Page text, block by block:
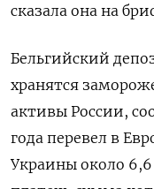
сказала она на
Бельгийский
хранятся
активы России,
года перевел в
Украины около